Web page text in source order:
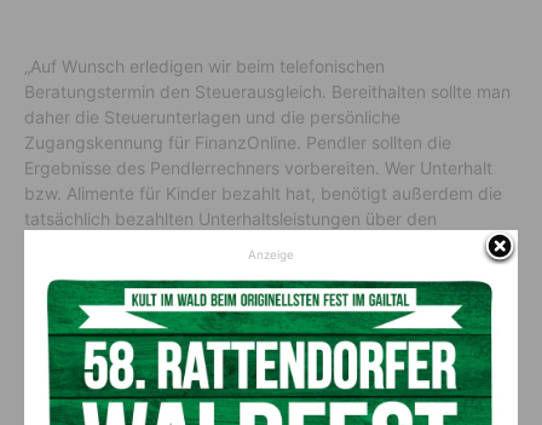
„Auf Wunsch erledigen wir beim telefonischen
Beratungstermin den Steuerausgleich. Bereithalten sollte man
daher die Steuerunterlagen und die persönliche
Zugangskennung für FinanzOnline. Pendler sollten die
Ergebnisse des Pendlerrechners vorbereiten. Wer Unterhalt
bzw. Alimente für Kinder bezahlt hat, benötigt außerdem die
tatsächlich bezahlten Unterhaltsleistungen über den
festgesetzten Betrag“, fasst Joachim Rinösl, Finanzexperte
der AK zusammen. Eine Unterlagen-Checkliste findet man auf
kaernten.arbeiterkammer.at/steuer.
Mehr Klarheit fürs Homeoffice
Anzeige